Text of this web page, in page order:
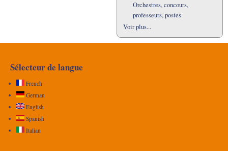
Orchestres, concours,
professeurs, postes
Voir plus...
Sélecteur de langue
French
German
English
Spanish
Italian